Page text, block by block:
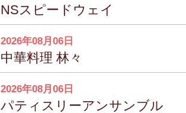
NSスピードウェイ
2026年08月06日
中華料理 林々
2026年08月06日
パティスリーアンサンブル